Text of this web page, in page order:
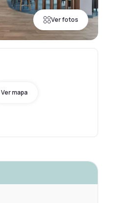
Ver fotos
Ver mapa